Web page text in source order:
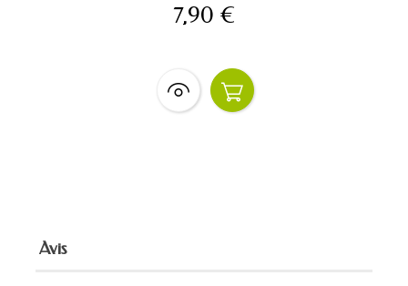
7,90 €
Avis